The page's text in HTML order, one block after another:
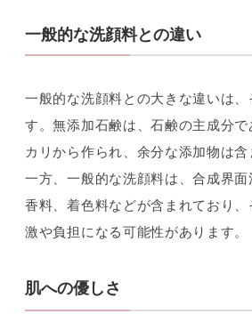
一般的な洗顔料との違い
一般的な洗顔料との大きな違いは、
す。無添加石鹸は、石鹸の主成分
カリから作られ、余分な添加物は含
一方、一般的な洗顔料は、合成界面
香料、着色料などが含まれており、
激や負担になる可能性があります。
肌への優しさ